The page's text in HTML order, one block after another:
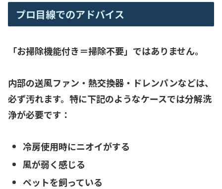
プロ目線でのアドバイス
「お掃除機能付き＝掃除不要」ではありません。
内部の送風ファン・熱交換器・ドレンパンなどは、
必ず汚れます。特に下記のようなケースでは分解洗
浄が必要です：
冷房使用時にニオイがする
風が弱く感じる
ペットを飼っている